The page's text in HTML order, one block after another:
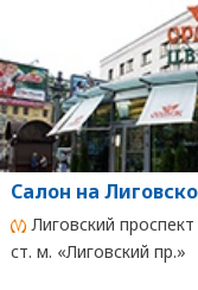
Салон на
Лиговский проспект
ст. м. «Лиговский пр.»